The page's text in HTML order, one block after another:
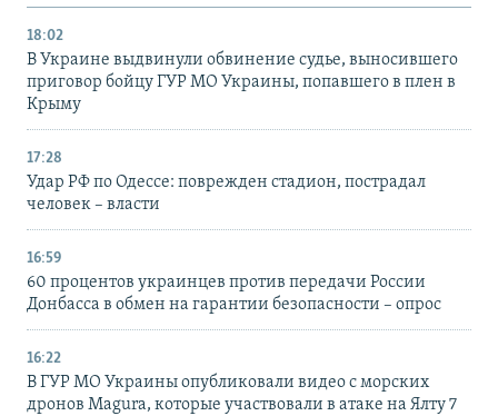
18:02
В Украине выдвинули обвинение судье, выносившего
приговор бойцу ГУР МО Украины, попавшего в плен в
Крыму
17:28
Удар РФ по Одессе: поврежден стадион, пострадал
человек – власти
16:59
60 процентов украинцев против передачи России
Донбасса в обмен на гарантии безопасности – опрос
16:22
В ГУР МО Украины опубликовали видео с морских
дронов Magura, которые участвовали в атаке на Ялту 7